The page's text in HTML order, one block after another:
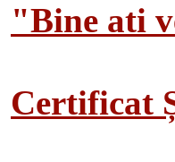
"Bine ati
Certificat